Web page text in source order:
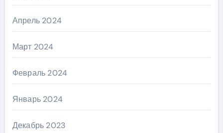
Апрель 2024
Март 2024
Февраль 2024
Январь 2024
Декабрь 2023